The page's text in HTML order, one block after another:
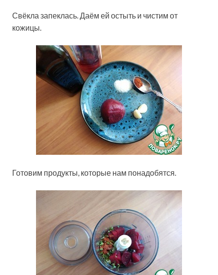
Свёкла запеклась. Даём ей остыть и чистим от
кожицы.
Готовим продукты, которые нам понадобятся.